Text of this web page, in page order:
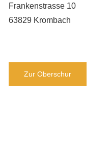
Frankenstrasse 10
63829 Krombach
Zur Oberschur